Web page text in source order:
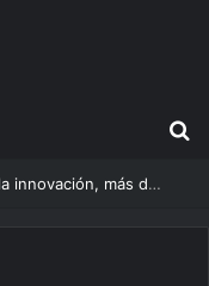
Salta se convierte en epicentro de la innovación, más de 600 personas ya participan del NOA Innova